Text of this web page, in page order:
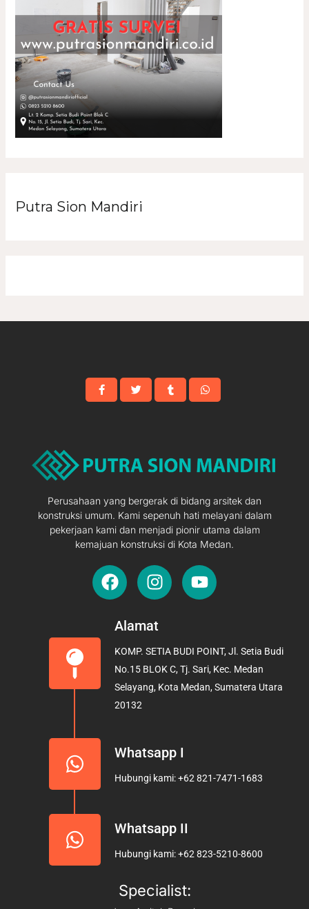
Putra Sion Mandiri
Perusahaan yang bergerak di bidang arsitek dan
konstruksi umum. Kami sepenuh hati melayani dalam
pekerjaan kami dan menjadi pionir utama dalam
kemajuan konstruksi di Kota Medan.
F
a
e
o
o
k
I
n
t
g
r
a
Y
o
b
e
Alamat
KOMP. SETIA BUDI POINT, Jl. Setia Budi
No.15 BLOK C, Tj. Sari, Kec. Medan
Selayang, Kota Medan, Sumatera Utara
20132
Whatsapp I
Hubungi kami: +62 821-7471-1683
Whatsapp II
Hubungi kami: +62 823-5210-8600
Specialist: